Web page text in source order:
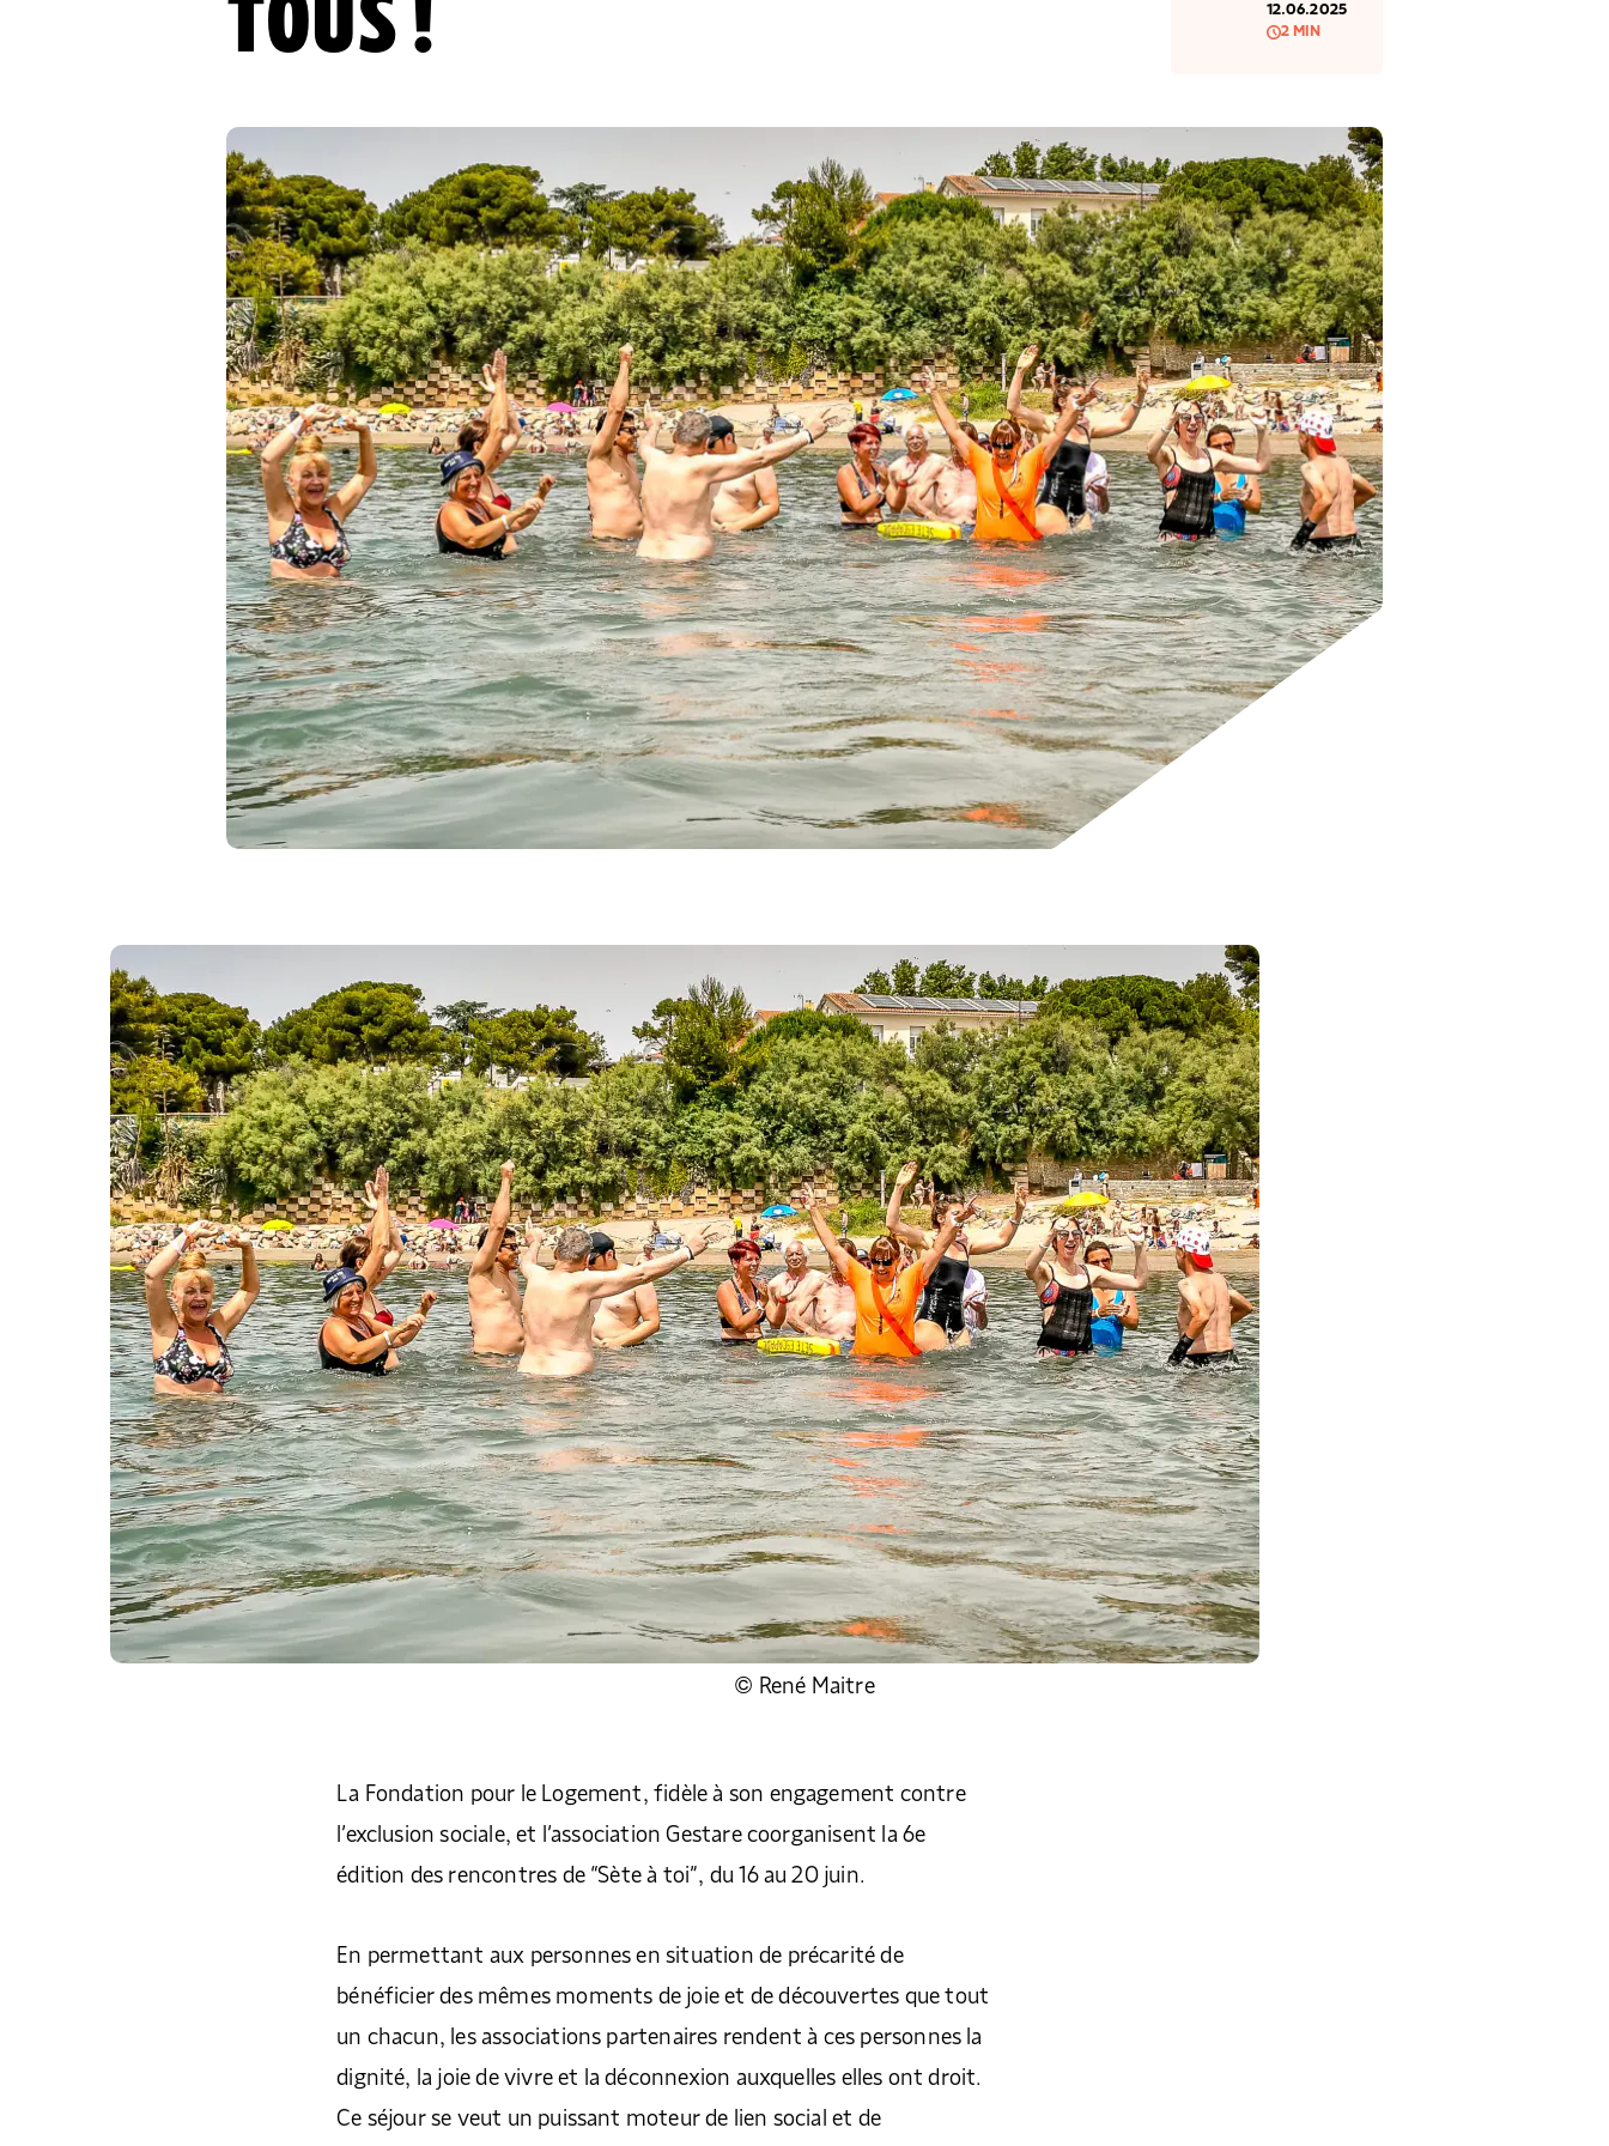
TOUS !
12.06.2025
2 MIN
© René Maitre
La Fondation pour le Logement, fidèle à son engagement contre
l’exclusion sociale, et l’association Gestare coorganisent la 6e
édition des rencontres de “Sète à toi”, du 16 au 20 juin.
En permettant aux personnes en situation de précarité de
bénéficier des mêmes moments de joie et de découvertes que tout
un chacun, les associations partenaires rendent à ces personnes la
dignité, la joie de vivre et la déconnexion auxquelles elles ont droit.
Ce séjour se veut un puissant moteur de lien social et de